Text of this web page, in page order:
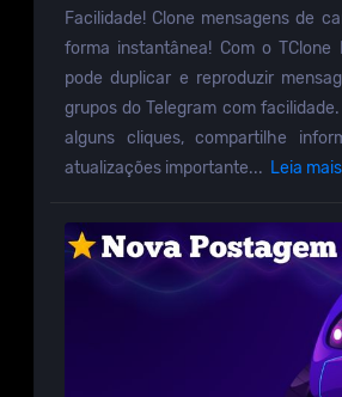
Facilidade! Clone mensagens de
forma instantânea! Com o TClone
pode duplicar e reproduzir
grupos do Telegram com
alguns cliques, compartilhe
atualizações importante... Leia mais